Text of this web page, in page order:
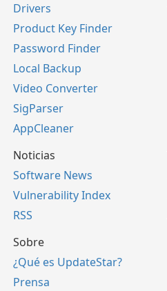
Drivers
Product Key Finder
Password Finder
Local Backup
Video Converter
SigParser
AppCleaner
Noticias
Software News
Vulnerability Index
RSS
Sobre
¿Qué es UpdateStar?
Prensa